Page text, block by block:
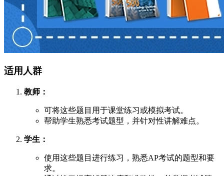
适用人群
教师：
可将这些题目用于课堂练习或模拟考试。
帮助学生熟悉考试题型，并针对性讲解难点。
学生：
使用这些题目进行练习，熟悉AP考试的题型和要
求。